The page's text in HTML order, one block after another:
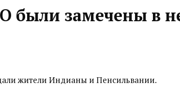
были замечены в
жители Индианы и Пенсильвании.